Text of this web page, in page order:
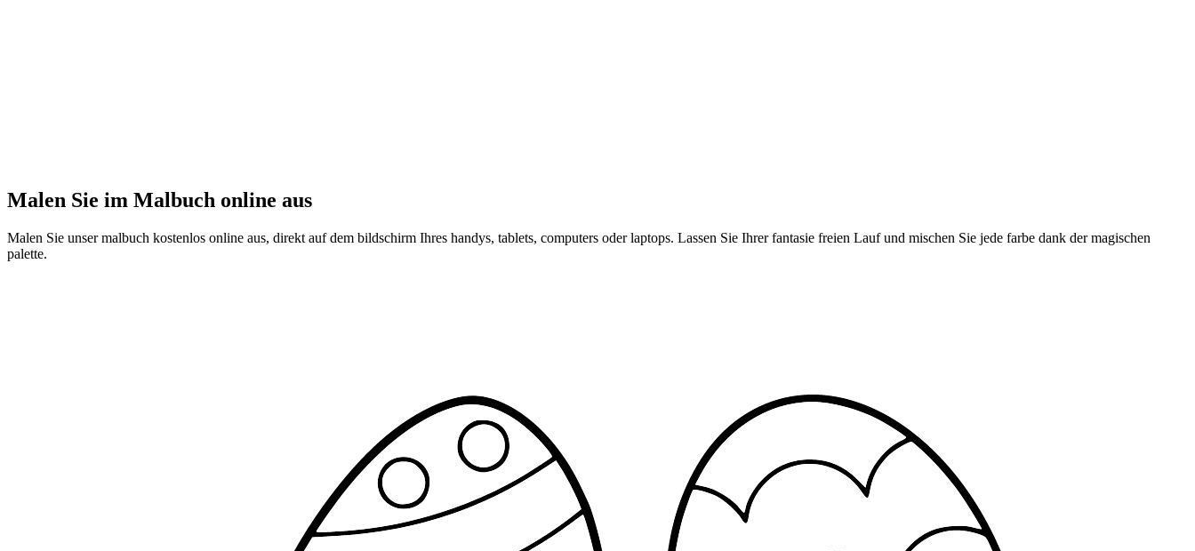
Malen Sie im Malbuch online aus
Malen Sie unser malbuch kostenlos online aus, direkt auf dem bildschirm Ihres handys, tablets, computers oder laptops. Lassen Sie Ihrer fantasie freien Lauf und mischen Sie jede farbe dank der magischen
palette.